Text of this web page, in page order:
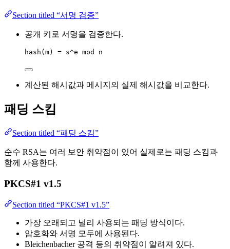
Section titled “서명 검증”
공개 키로 서명을 검증한다.
hash(m) = s^e mod n
계산된 해시값과 메시지의 실제 해시값을 비교한다.
패딩 스킴
Section titled “패딩 스킴”
순수 RSA는 여러 보안 취약점이 있어 실제로는 패딩 스킴과
함께 사용한다.
PKCS#1 v1.5
Section titled “PKCS#1 v1.5”
가장 오래되고 널리 사용되는 패딩 방식이다.
암호화와 서명 모두에 사용된다.
Bleichenbacher 공격 등의 취약점이 알려져 있다.